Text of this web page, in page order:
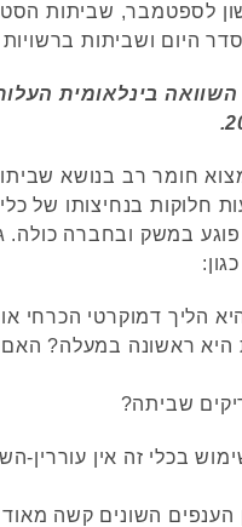
לספטמבר, שביתות
היום ושביתות
השוואה בינלאומית
חומר רב בנושא
חלוקות בנחיצותו של
במשק ובחברה כולה.
היא ראשונה במעלה? האם
בכלי זה אין עוררין-
השונים קשה מאוד